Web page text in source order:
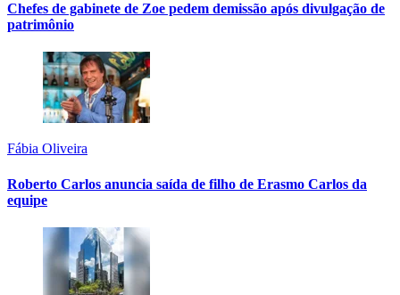
Chefes de gabinete de Zoe pedem demissão após divulgação de
patrimônio
Fábia Oliveira
Roberto Carlos anuncia saída de filho de Erasmo Carlos da
equipe